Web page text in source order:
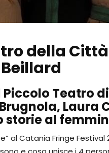
della
Piccolo Teatro
Laura
storie al
al Catania Fringe